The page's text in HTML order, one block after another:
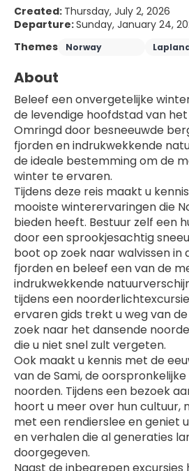
Created: Thursday, July 2, 2026
Departure:Sunday, January 24,
Themes
Norway
About
Beleef een onvergetelijke
de levendige hoofdstad van
Omringd door besneeuwde
fjorden en indrukwekkende
de ideale bestemming om de
winter te ervaren.
Tijdens deze reis maakt u
mooiste winterervaringen die
bieden heeft. Bestuur zelf een
door een sprookjesachtig
boot op zoek naar walvissen in
fjorden en beleef een van de
indrukwekkende
tijdens een
ervaren gids trekt u weg van
zoek naar het dansende
die u niet snel zult vergeten.
Ook maakt u kennis met de
van de Sami, de
noorden. Tijdens een bezoek
hoort u meer over hun cultuur,
met een rendierslee en geniet
en verhalen die al generaties
doorgegeven.